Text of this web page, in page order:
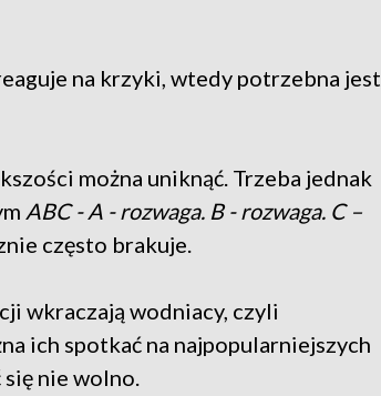
na krzyki, wtedy potrzebna jest
można uniknąć. Trzeba jednak
ABC - A - rozwaga. B - rozwaga. C –
często brakuje.
wkraczają wodniacy, czyli
ich spotkać na najpopularniejszych
się nie wolno.